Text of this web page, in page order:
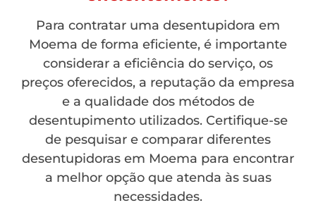
Para contratar uma desentupidora em
Moema de forma eficiente, é importante
considerar a eficiência do serviço, os
preços oferecidos, a reputação da empresa
e a qualidade dos métodos de
desentupimento utilizados. Certifique-se
de pesquisar e comparar diferentes
desentupidoras em Moema para encontrar
a melhor opção que atenda às suas
necessidades.